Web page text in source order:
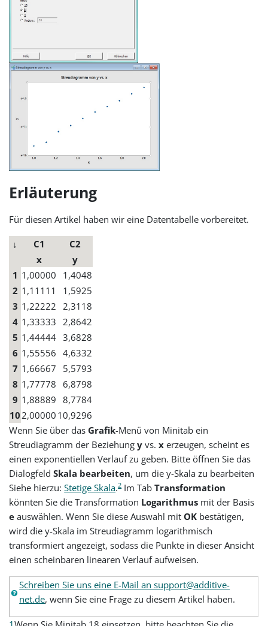
Erläuterung
Für diesen Artikel haben wir eine Datentabelle vorbereitet.
↓ C1
C2
x
y
1 1,00000
1,4048
2 1,11111
1,5925
3 1,22222
2,3118
4 1,33333
2,8642
5 1,44444 3,6828
6 1,55556
4,6332
7 1,66667
5,5793
8 1,77778
6,8798
9 1,88889
8,7784
10 2,00000 10,9296
Wenn Sie über das Grafik-Menü von Minitab ein
Streudiagramm der Beziehungy vs.x erzeugen, scheint es
einen exponentiellen Verlauf zu geben. Bitte öffnen Sie das
DialogfeldSkala bearbeiten, um die y-Skala zu bearbeiten
Siehe hierzu:Stetige Skala.2Im TabTransformation
könnten Sie die Transformation Logarithmus mit der Basis
e auswählen. Wenn Sie diese Auswahl mitOK bestätigen,
wird die y-Skala im Streudiagramm logarithmisch
transformiert angezeigt, sodass die Punkte in dieser Ansicht
einen scheinbaren linearen Verlauf aufweisen.
Schreiben Sie uns eine E-Mail an support@additive-
net.de, wenn Sie eine Frage zu diesem Artikel haben.